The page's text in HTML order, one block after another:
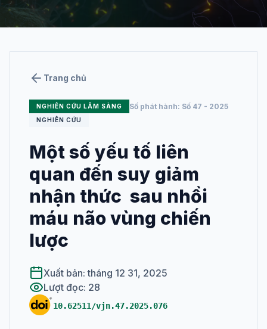
Giới thiệu về tạp
chí
Liên hệ
XUẤT BẢN
Số hiện tại
Tất cả các số
HƯỚNG DẪN SỬ DỤNG
Dành cho phản
Hướng dẫn viết
bài
Trang chủ
NGHIÊN CỨU LÂM SÀNG Số phát hành: Số 47 - 2025
NGHIÊN CỨU
Một số yếu tố liên
quan đến suy giảm
nhận thức sau nhồi
máu não vùng chiến
lược
Xuất bản: tháng 12 31, 2025
Lượt đọc: 28
10.62511/vjn.47.2025.076